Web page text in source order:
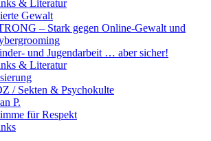
& Literatur
Gewalt
– Stark gegen Online-Gewalt und
und Jugendarbeit … aber sicher!
& Literatur
/ Sekten & Psychokulte
P.
für Respekt